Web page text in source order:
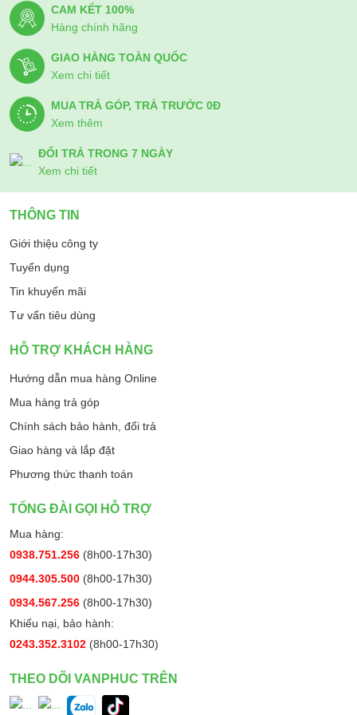
kiệm điện hơn.
Thông tin về xuất xứ và bảo hành sản phẩm
Máy hút ẩm Fujihome DH20NWsản xuất tại Trung Quốc bởi
tập đoàn Fujihome Nhật Bản và được bảo hành chính hãng
nămtận nơi sử dụng trên toàn quốc. Khi sử dụng sản phẩm
của Fujihome quý khách hàng sẽ được hưởng dịch vụ sau bán
hàng nhanh chóng, chuyên nghiệp. Được cam kết cung cấp
đầy đủ linh phụ kiện thay thế chính hãng trong suốt vòng đời
của sản phẩm.
CAM KẾT 100%
Hàng chính hãng
GIAO HÀNG TOÀN QUỐC
Xem chi tiết
MUA TRẢ GÓP, TRẢ TRƯỚC 0Đ
Xem thêm
ĐỔI TRẢ TRONG 7 NGÀY
Xem chi tiết
THÔNG TIN
Giới thiệu công ty
Tuyển dụng
Tin khuyến mãi
Tư vấn tiêu dùng
HỖ TRỢ KHÁCH HÀNG
Hướng dẫn mua hàng Online
Mua hàng trả góp
Chính sách bảo hành, đổi trả
Giao hàng và lắp đặt
Phương thức thanh toán
TỔNG ĐÀI GỌI HỖ TRỢ
Mua hàng:
0938.751.256 (8h00-17h30)
0944.305.500 (8h00-17h30)
0934.567.256 (8h00-17h30)
Khiếu nại, bảo hành:
0243.352.3102 (8h00-17h30)
THEO DÕI VANPHUC TRÊN